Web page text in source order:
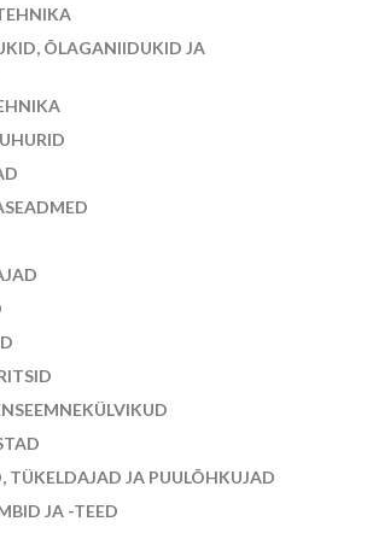
ÕLAGANIIDUKID JA
TÜKELDAJAD JA PUULÕHKUJAD
JA -TEED